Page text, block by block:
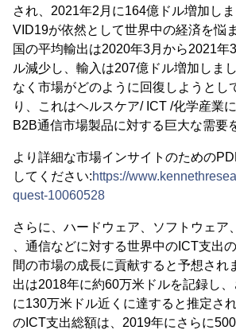
され、2021年2月に164億ドル増加し
VID19が依然として世界中の経済を悩
国の平均輸出は2020年3月から2021年
ル減少し、輸入は207億ドル増加しま
なく市場がどのように回復しようとし
り、これはヘルスケア/ ICT /化学産業
B2B通信市場製品に対する巨大な需要
より詳細な市場インサイトのための
してください:https://
quest-10060528
さらに、ハードウェア、ソフトウェア
、通信などに対する世界中のICT支出
間の市場の成長に貢献すると予想され
出は2018年に約60万米ドルを記録し
に130万米ドル近くに達すると推定さ
のICT支出総額は、2019年にさらに